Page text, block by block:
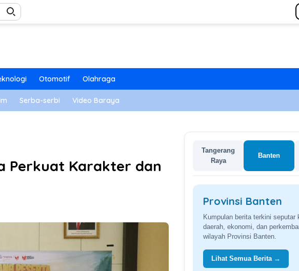
Otomotif Olahraga
Serba-serbi Video Baraya
Perkuat Karakter dan
Tangerang
Raya
Banten
Provinsi Banten
Kumpulan berita terkini seputar
daerah, ekonomi, dan
wilayah Provinsi Banten.
Lihat Semua Berita →